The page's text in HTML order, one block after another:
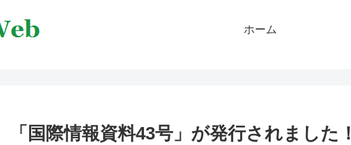
ホーム
「国際情報資料43号」が発行されました！